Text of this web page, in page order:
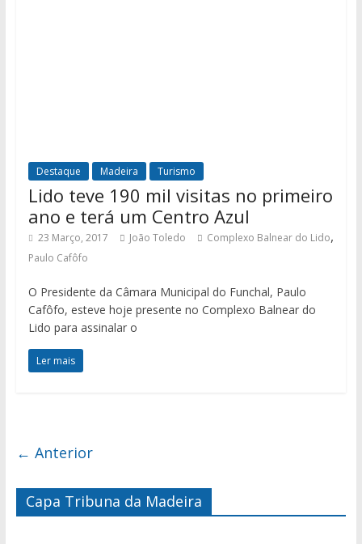
Destaque Madeira Turismo
Lido teve 190 mil visitas no primeiro
ano e terá um Centro Azul
23 Março, 2017 João Toledo Complexo Balnear do Lido,
Paulo Cafôfo
O Presidente da Câmara Municipal do Funchal, Paulo
Cafôfo, esteve hoje presente no Complexo Balnear do
Lido para assinalar o
Ler mais
← Anterior
Capa Tribuna da Madeira